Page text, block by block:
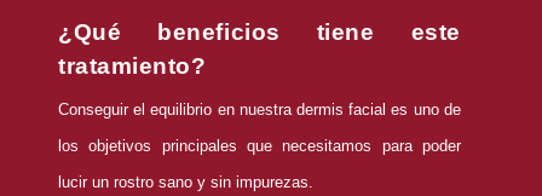
¿Qué beneficios tiene este
tratamiento?
Conseguir el equilibrio en nuestra dermis facial es uno de
los objetivos principales que necesitamos para poder
lucir un rostro sano y sin impurezas.